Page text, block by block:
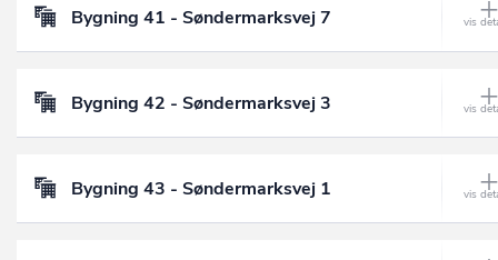
Bygning 41 - Søndermarksvej 7
Bygning 42 - Søndermarksvej 3
Bygning 43 - Søndermarksvej 1